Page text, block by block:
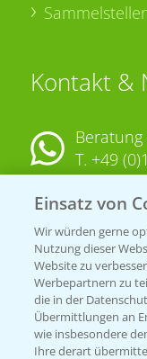
Kontakt &
T. +49
KONTAKT
Hilfe in
T.+49
Einsatz von
Wir würden gerne
Nutzung dieser
Website zu
Werbepartnern zu
die in der
Übermittlungen an
wie insbesondere
Ihre derart